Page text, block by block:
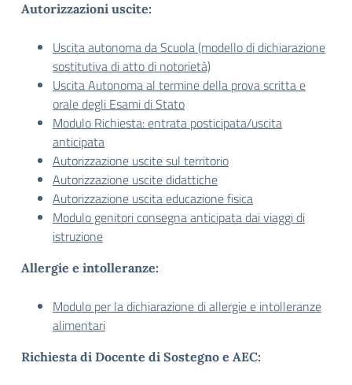
Autorizzazioni uscite:
Uscita autonoma da Scuola (modello di dichiarazione
sostitutiva di atto di notorietà)
Uscita Autonoma al termine della prova scritta e
orale degli Esami di Stato
Modulo Richiesta: entrata posticipata/uscita
anticipata
Autorizzazione uscite sul territorio
Autorizzazione uscite didattiche
Autorizzazione uscita educazione fisica
Modulo genitori consegna anticipata dai viaggi di
istruzione
Allergie e intolleranze:
Modulo per la dichiarazione di allergie e intolleranze
alimentari
Richiesta di Docente di Sostegno e AEC: